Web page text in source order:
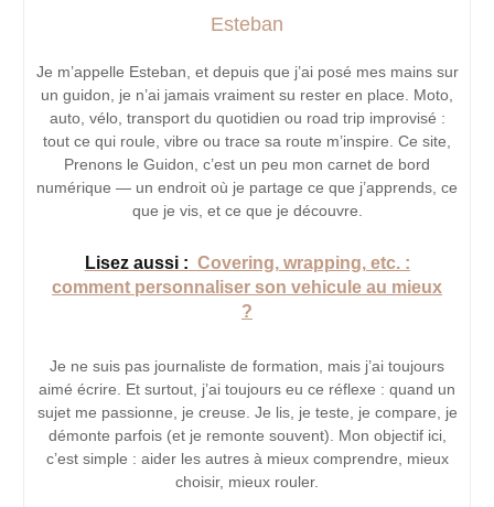
Esteban
Je m’appelle Esteban, et depuis que j’ai posé mes mains sur
un guidon, je n’ai jamais vraiment su rester en place. Moto,
auto, vélo, transport du quotidien ou road trip improvisé :
tout ce qui roule, vibre ou trace sa route m’inspire. Ce site,
Prenons le Guidon, c’est un peu mon carnet de bord
numérique — un endroit où je partage ce que j’apprends, ce
que je vis, et ce que je découvre.
Lisez aussi : Covering, wrapping, etc. :
comment personnaliser son vehicule au mieux
?
Je ne suis pas journaliste de formation, mais j’ai toujours
aimé écrire. Et surtout, j’ai toujours eu ce réflexe : quand un
sujet me passionne, je creuse. Je lis, je teste, je compare, je
démonte parfois (et je remonte souvent). Mon objectif ici,
c’est simple : aider les autres à mieux comprendre, mieux
choisir, mieux rouler.